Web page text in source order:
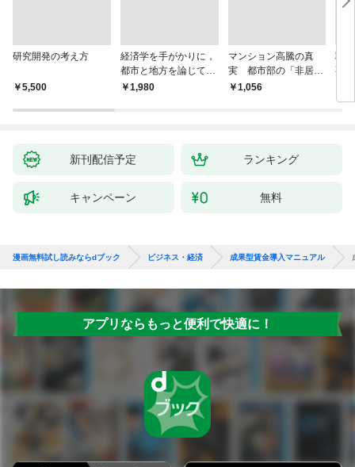
研究開発の考え方
￥5,500
経済学を手がかりに，
都市と地方を論じてみ
よう
￥1,980
マンション高騰の真
実 都市部の「非居住
化」が街を壊す
￥1,056
聴
事
株
新刊配信予定 ランキング
キャンペーン 無料
漫画無料試し読みならdブック ビジネス・経済 成果型賃金導入マニュアル
アプリならもっと便利で快適に！